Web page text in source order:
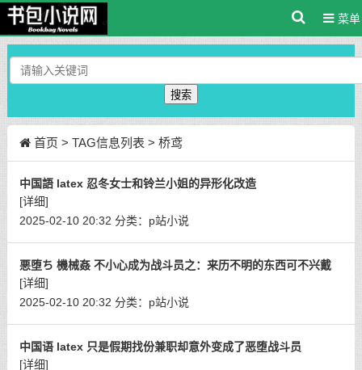
菜单
搜索
首页 > TAG信息列表 > 桥鸢
中国語 latex 忍冬女士和铃兰小姐的异形化改造
[详细]
2025-02-10 20:32 分类： p站小说
悪堕ち 機械姦 不小心成为战斗员之：来历不明的东西可不兴戴
[详细]
2025-02-10 20:32 分类： p站小说
中国语 latex 只是假期找份兼职却意外变成了恶堕战斗员
[详细]